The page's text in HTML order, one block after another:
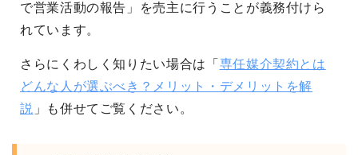
で営業活動の報告」を売主に行うことが義務付けら
れています。
さらにくわしく知りたい場合は「 専任媒介契約とは
どんな人が選ぶべき？メリット・デメリットを解
説 」も併せてご覧ください。